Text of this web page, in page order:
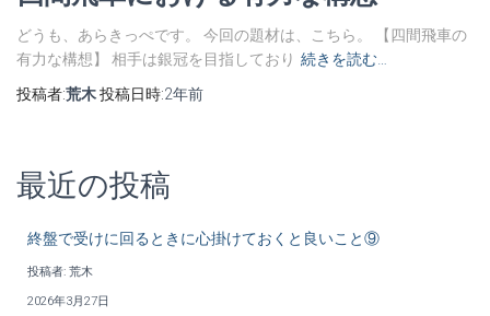
どうも、あらきっぺです。 今回の題材は、こちら。 【四間飛車の
有力な構想】 相手は銀冠を目指しており 続きを読む…
投稿者:荒木投稿日時:2年前
最近の投稿
終盤で受けに回るときに心掛けておくと良いこと⑨
投稿者: 荒木
2026年3月27日